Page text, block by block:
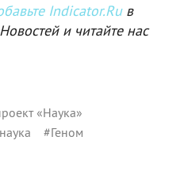
Indicator.Ruв
и читайте нас
«Наука»
#Геном